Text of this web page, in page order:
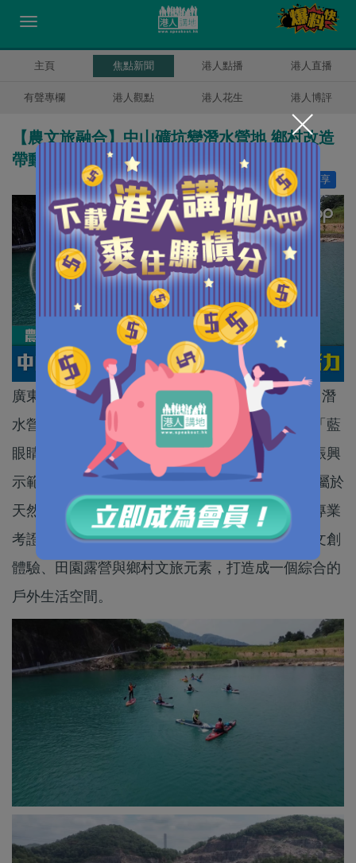
主頁 焦點新聞 港人點播 港人直播
有聲專欄 港人觀點 港人花生 港人博評
【農文旅融合】中山礦坑變潛水營地 鄉村改造
帶動新活力
分享
讚好 0
廣東中山首個持牌礦坑潛水營地「Minemine礦邁·潛
水營地」，近日在南區曹邊村揭幕。這個被稱為「藍
眼睛」的潛水營地坐落於南區「十里畫廊」鄉村振興
示範帶，坐擁58畝水域，水底能見度可達10米，屬於
天然優質潛水場地。營地提供零基礎潛水體驗、專業
考證等核心服務，未來更會逐步加入咖啡休閒、文創
體驗、田園露營與鄉村文旅元素，打造成一個綜合的
戶外生活空間。